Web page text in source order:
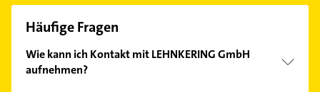
Häufige Fragen
Wie kann ich Kontakt mit LEHNKERING GmbH
aufnehmen?